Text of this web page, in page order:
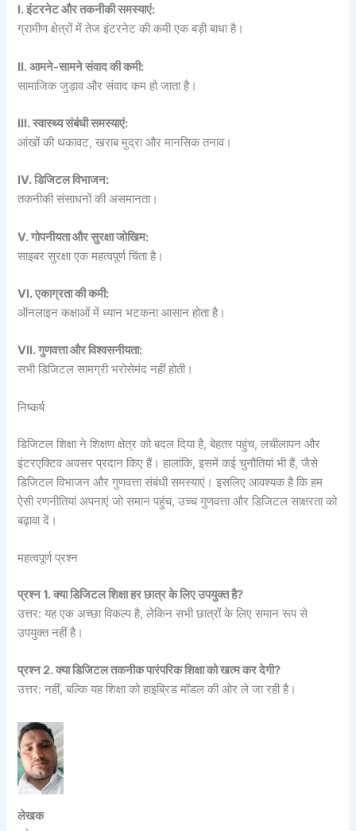
I. इंटरनेट और तकनीकी समस्याएं:
ग्रामीण क्षेत्रों में तेज इंटरनेट की कमी एक बड़ी बाधा है।
II. आमने-सामने संवाद की कमी:
सामाजिक जुड़ाव और संवाद कम हो जाता है।
III. स्वास्थ्य संबंधी समस्याएं:
आंखों की थकावट, खराब मुद्रा और मानसिक तनाव।
IV. डिजिटल विभाजन:
तकनीकी संसाधनों की असमानता।
V. गोपनीयता और सुरक्षा जोखिम:
साइबर सुरक्षा एक महत्वपूर्ण चिंता है।
VI. एकाग्रता की कमी:
ऑनलाइन कक्षाओं में ध्यान भटकना आसान होता है।
VII. गुणवत्ता और विश्वसनीयता:
सभी डिजिटल सामग्री भरोसेमंद नहीं होती।
निष्कर्ष
डिजिटल शिक्षा ने शिक्षण क्षेत्र को बदल दिया है, बेहतर पहुंच, लचीलापन और
इंटरएक्टिव अवसर प्रदान किए हैं। हालांकि, इसमें कई चुनौतियां भी हैं, जैसे
डिजिटल विभाजन और गुणवत्ता संबंधी समस्याएं। इसलिए आवश्यक है कि हम
ऐसी रणनीतियां अपनाएं जो समान पहुंच, उच्च गुणवत्ता और डिजिटल साक्षरता को
बढ़ावा दें।
महत्वपूर्ण प्रश्न
प्रश्न 1. क्या डिजिटल शिक्षा हर छात्र के लिए उपयुक्त है?
उत्तर: यह एक अच्छा विकल्प है, लेकिन सभी छात्रों के लिए समान रूप से
उपयुक्त नहीं है।
प्रश्न 2. क्या डिजिटल तकनीक पारंपरिक शिक्षा को खत्म कर देगी?
उत्तर: नहीं, बल्कि यह शिक्षा को हाइब्रिड मॉडल की ओर ले जा रही है।
लेखक